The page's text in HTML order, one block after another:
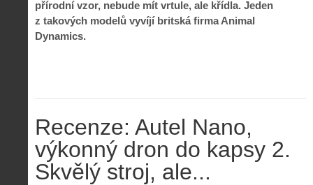
přírodní vzor, nebude mít vrtule, ale křídla. Jeden
z takových modelů vyvíjí britská firma Animal
Dynamics.
Recenze: Autel Nano,
výkonný dron do kapsy 2.
Skvělý stroj, ale...